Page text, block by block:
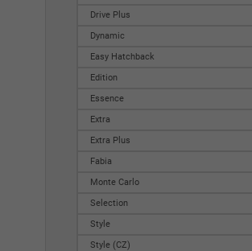
Drive Plus
Dynamic
Easy Hatchback
Edition
Essence
Extra
Extra Plus
Fabia
Monte Carlo
Selection
Style
Style (CZ)